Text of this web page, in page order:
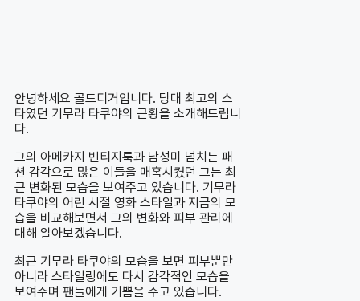
안녕하세요 골드디거입니다. 당대 최고의 스
타였던 기무라 타쿠야의 근황을 소개해드립니
다.
그의 아메카지 빈티지룩과 남성미 넘치는 패
션 감각으로 많은 이들을 매혹시켰던 그는 최
근 변화된 모습을 보여주고 있습니다. 기무라
타쿠야의 어린 시절 영화 스타일과 지금의 모
습을 비교해보면서 그의 변화와 피부 관리에
대해 알아보겠습니다.
최근 기무라 타쿠야의 모습을 보면 피부뿐만
아니라 스타일링에도 다시 감각적인 모습을
보여주며 팬들에게 기쁨을 주고 있습니다.